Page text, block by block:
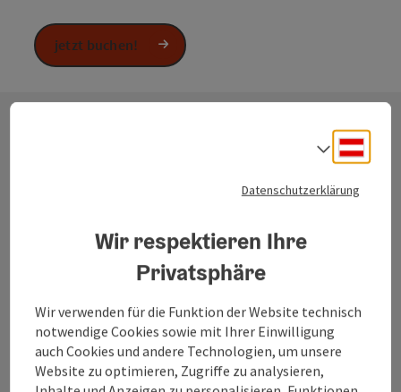
jetzt buchen!
Die einzelnen Streckenverläufe
der Entdecker-Radtour mit GPX-
Bei der Entdecker-Radtour hast die Wahl – und genau
des macht’s spannend.
Im Süden radelst entweder über die Panoramaroute
Seenroute. Und bei Inn und Salzach entscheidest
selber: lieber „herent“ auf österreichischer Seite oder
„drent“ in Bayern unterwegs sein.
In der Detailansicht kannst dir die jeweilige Strecke
Datenschutzerklärung
Wir respektieren Ihre
Privatsphäre
Wir verwenden für die Funktion der Website technisch
notwendige Cookies sowie mit Ihrer Einwilligung
auch Cookies und andere Technologien, um unsere
Website zu optimieren, Zugriffe zu analysieren,